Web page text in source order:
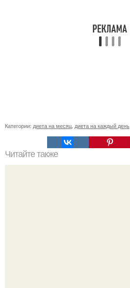
Категории: диета на месяц диета на каждый день
Читайте также